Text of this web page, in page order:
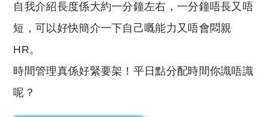
自我介紹長度係大約一分鐘左右，一分鐘唔長又唔
短，可以好快簡介一下自己嘅能力又唔會悶親
HR。
時間管理真係好緊要架！平日點分配時間你識唔識
呢？